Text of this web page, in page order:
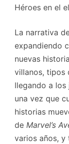
Héroes en el
La narrativa
expandiendo
nuevas
villanos, tipos
llegando a
una vez que
historias
de Marvel’s
varios años, y